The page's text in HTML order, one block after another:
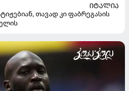
ᲘᲢᲐᲚᲘᲐ
თავად კი ფაბრეგასის